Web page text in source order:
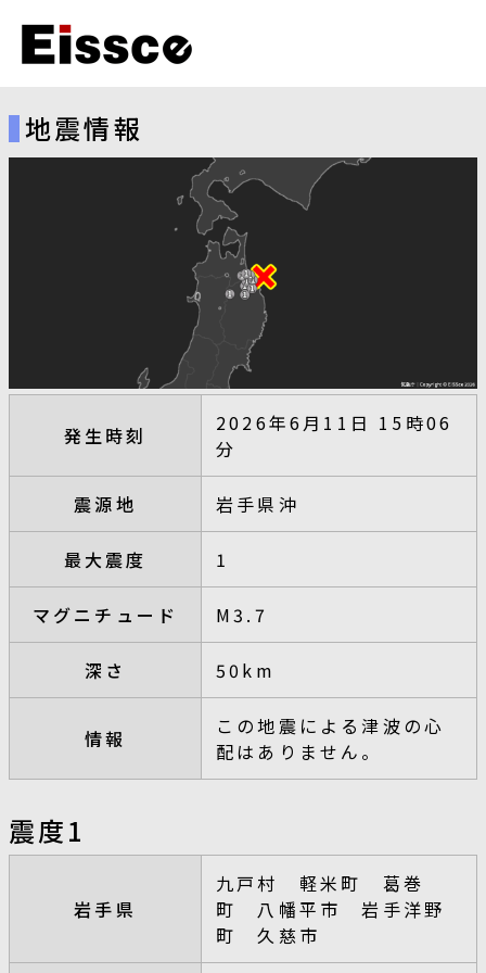
地震情報
発生時刻
2026年6月11日 15時06
分
震源地 岩手県沖
最大震度 1
マグニチュード M3.7
深さ 50km
情報
この地震による津波の心
配はありません。
震度1
岩手県
九戸村 軽米町 葛巻
町 八幡平市 岩手洋野
町 久慈市